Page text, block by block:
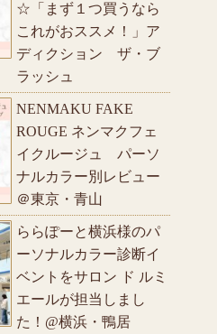
☆「まず１つ買うなら
これがおススメ！」ア
ディクション ザ・ブ
ラッシュ
NENMAKU FAKE
ROUGE ネンマクフェ
イクルージュ パーソ
ナルカラー別レビュー
＠東京・青山
ららぽーと横浜様のパ
ーソナルカラー診断イ
ベントをサロン ド ルミ
エールが担当しまし
た！@横浜・鴨居